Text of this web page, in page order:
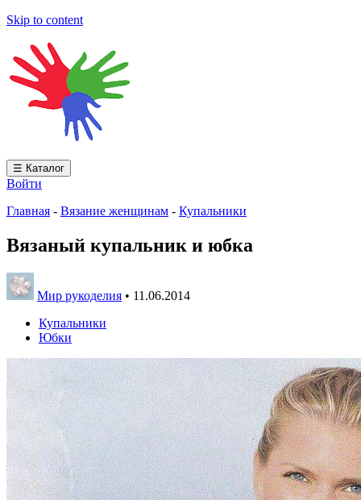
Skip to content
☰ Каталог
Войти
Главная - Вязание женщинам - Купальники
Вязаный купальник и юбка
Мир рукоделия • 11.06.2014
Купальники
Юбки